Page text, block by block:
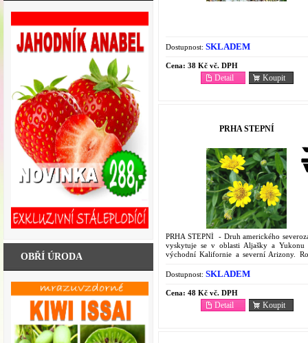
OBŘÍ ÚRODA
Dostupnost: SKLADEM
Cena: 38 Kč vč. DPH
Koupit
Detail
PRHA STEPNÍ
PRHA STEPNÍ - Druh amerického
vyskytuje se v oblasti Aljašky a Yukonu
východní Kalifornie a severní Arizony.
mořského...
Dostupnost: SKLADEM
Cena: 48 Kč vč. DPH
Koupit
Detail